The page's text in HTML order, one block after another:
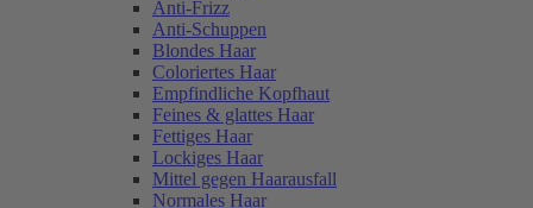
Anti-Frizz
Anti-Schuppen
Blondes Haar
Coloriertes Haar
Empfindliche Kopfhaut
Feines & glattes Haar
Fettiges Haar
Lockiges Haar
Mittel gegen Haarausfall
Normales Haar